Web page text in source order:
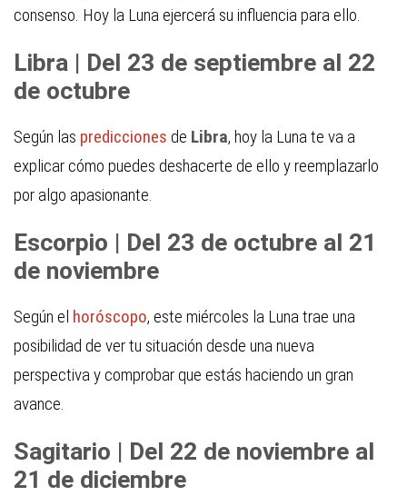
consenso. Hoy la Luna ejercerá su influencia para ello.
Libra | Del 23 de septiembre al 22
de octubre
Según las predicciones de Libra, hoy la Luna te va a
explicar cómo puedes deshacerte de ello y reemplazarlo
por algo apasionante.
Escorpio | Del 23 de octubre al 21
de noviembre
Según el horóscopo, este miércoles la Luna trae una
posibilidad de ver tu situación desde una nueva
perspectiva y comprobar que estás haciendo un gran
avance.
Sagitario | Del 22 de noviembre al
21 de diciembre